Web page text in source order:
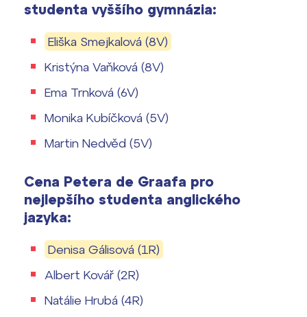
studenta vyššího gymnázia:
Eliška Smejkalová (8V)
Kristýna Vaňková (8V)
Ema Trnková (6V)
Monika Kubíčková (5V)
Martin Nedvěd (5V)
Cena Petera de Graafa pro
nejlepšího studenta anglického
jazyka:
Denisa Gálisová (1R)
Albert Kovář (2R)
Natálie Hrubá (4R)